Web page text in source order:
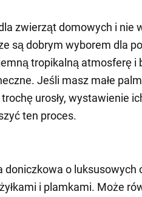
zwierząt domowych i nie
są dobrym wyborem dla
tropikalną atmosferę i
Jeśli masz małe
urosły, wystawienie
ten proces.
doniczkowa o luksusowych
i plamkami. Może